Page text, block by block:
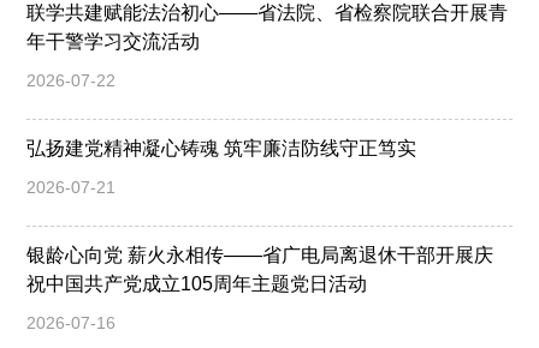
联学共建赋能法治初心——省法院、省检察院联合开展青
年干警学习交流活动
2026-07-22
弘扬建党精神凝心铸魂 筑牢廉洁防线守正笃实
2026-07-21
银龄心向党 薪火永相传——省广电局离退休干部开展庆
祝中国共产党成立105周年主题党日活动
2026-07-16